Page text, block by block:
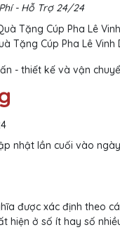
- Hỗ Trợ 24/24
Tặng Cúp Pha Lê Vinh
- thiết kế và vận
nhật lần cuối vào
được xác định theo
hiện ở số ít hay số